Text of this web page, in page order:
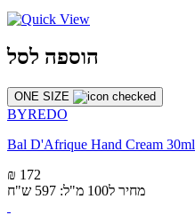
הוספה לסל
ONE SIZE
BYREDO
Bal D'Afrique Hand Cream 30ml
₪ 172
מחיר ל100 מ"ל: 597 ש"ח